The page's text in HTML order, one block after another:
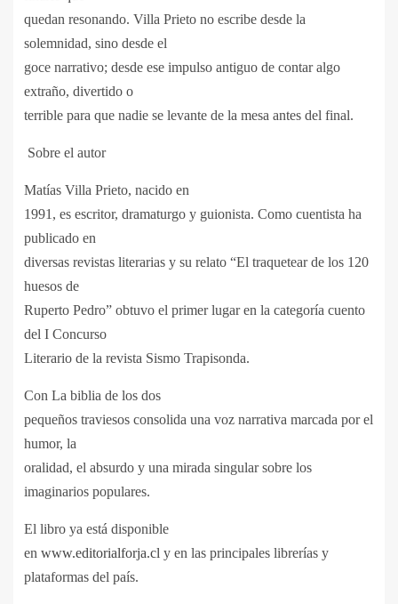
quedan resonando. Villa Prieto no escribe desde la
solemnidad, sino desde el
goce narrativo; desde ese impulso antiguo de contar algo
extraño, divertido o
terrible para que nadie se levante de la mesa antes del final.
Sobre el autor
Matías Villa Prieto, nacido en
1991, es escritor, dramaturgo y guionista. Como cuentista ha
publicado en
diversas revistas literarias y su relato “El traquetear de los 120
huesos de
Ruperto Pedro” obtuvo el primer lugar en la categoría cuento
del I Concurso
Literario de la revista Sismo Trapisonda.
Con La biblia de los dos
pequeños traviesos consolida una voz narrativa marcada por el
humor, la
oralidad, el absurdo y una mirada singular sobre los
imaginarios populares.
El libro ya está disponible
en www.editorialforja.cl y en las principales librerías y
plataformas del país.